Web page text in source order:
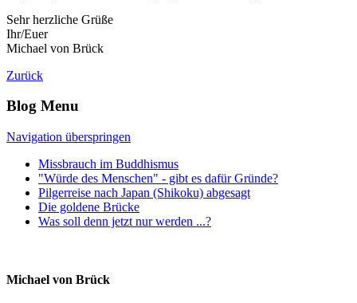
Sehr herzliche Grüße
Ihr/Euer
Michael von Brück
Zurück
Blog Menu
Navigation überspringen
Missbrauch im Buddhismus
"Würde des Menschen" - gibt es dafür Gründe?
Pilgerreise nach Japan (Shikoku) abgesagt
Die goldene Brücke
Was soll denn jetzt nur werden ...?
Michael von Brück